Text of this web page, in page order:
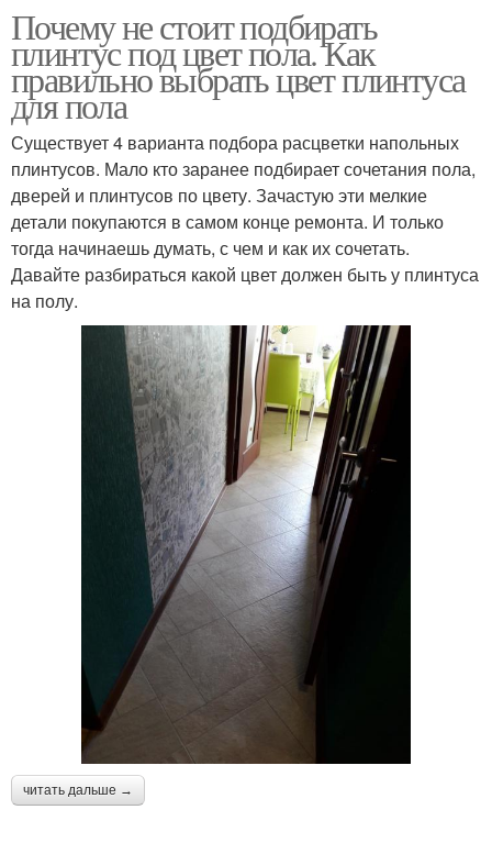
Почему не стоит подбирать
плинтус под цвет пола. Как
правильно выбрать цвет плинтуса
для пола
Существует 4 варианта подбора расцветки напольных
плинтусов. Мало кто заранее подбирает сочетания пола,
дверей и плинтусов по цвету. Зачастую эти мелкие
детали покупаются в самом конце ремонта. И только
тогда начинаешь думать, с чем и как их сочетать.
Давайте разбираться какой цвет должен быть у плинтуса
на полу.
читать дальше →